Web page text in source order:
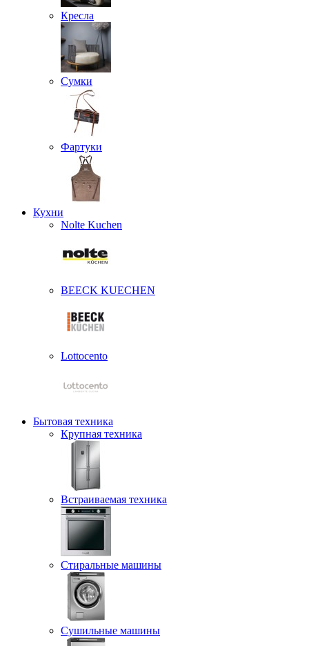
Кресла
Сумки
Фартуки
Кухни
Nolte Kuchen
BEECK KUECHEN
Lottocento
Бытовая техника
Крупная техника
Встраиваемая техника
Стиральные машины
Сушильные машины